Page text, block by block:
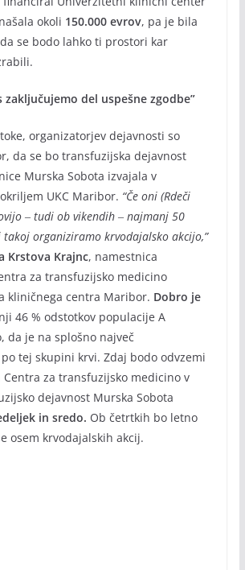
okoli 150.000 evrov, pa je bila
se bodo lahko ti prostori kar
zaključujemo del uspešne zgodbe”
organizatorjev dejavnosti so
da se bo transfuzijska dejavnost
Murska Sobota izvajala v
UKC Maribor. “Če oni (Rdeči
‒ tudi ob vikendih ‒ najmanj 50
takoj organiziramo krvodajalsko akcijo,”
Krstova Krajnc, namestnica
za transfuzijsko medicino
kliničnega centra Maribor. Dobro je
46 % odstotkov populacije A
da je na splošno največ
tej skupini krvi. Zdaj bodo odvzemi
za transfuzijsko medicino v
dejavnost Murska Sobota
in sredo. Ob četrtkih bo letno
osem krvodajalskih akcij.